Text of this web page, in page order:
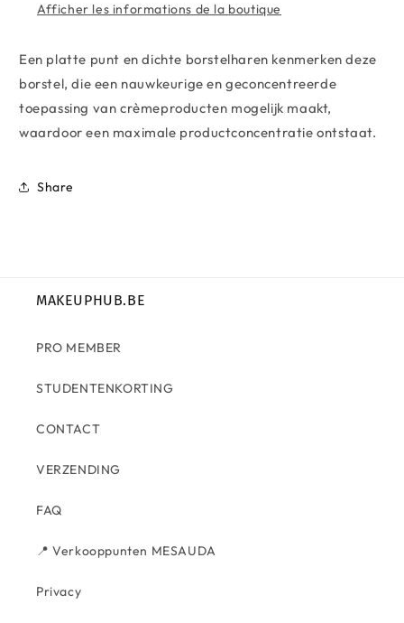
Afficher les informations de la boutique
Een platte punt en dichte borstelharen kenmerken deze
borstel, die een nauwkeurige en geconcentreerde
toepassing van crèmeproducten mogelijk maakt,
waardoor een maximale productconcentratie ontstaat.
Share
MAKEUPHUB.BE
PRO MEMBER
STUDENTENKORTING
CONTACT
VERZENDING
FAQ
📍 Verkooppunten MESAUDA
Privacy